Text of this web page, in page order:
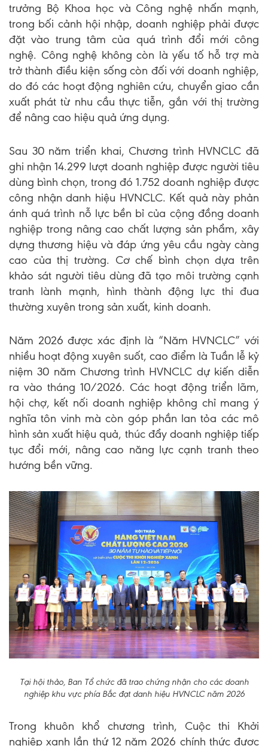
trưởng Bộ Khoa học và Công nghệ nhấn mạnh,
trong bối cảnh hội nhập, doanh nghiệp phải được
đặt vào trung tâm của quá trình đổi mới công
nghệ. Công nghệ không còn là yếu tố hỗ trợ mà
trở thành điều kiện sống còn đối với doanh nghiệp,
do đó các hoạt động nghiên cứu, chuyển giao cần
xuất phát từ nhu cầu thực tiễn, gắn với thị trường
để nâng cao hiệu quả ứng dụng.
Sau 30 năm triển khai, Chương trình HVNCLC đã
ghi nhận 14.299 lượt doanh nghiệp được người tiêu
dùng bình chọn, trong đó 1.752 doanh nghiệp được
công nhận danh hiệu HVNCLC. Kết quả này phản
ánh quá trình nỗ lực bền bỉ của cộng đồng doanh
nghiệp trong nâng cao chất lượng sản phẩm, xây
dựng thương hiệu và đáp ứng yêu cầu ngày càng
cao của thị trường. Cơ chế bình chọn dựa trên
khảo sát người tiêu dùng đã tạo môi trường cạnh
tranh lành mạnh, hình thành động lực thi đua
thường xuyên trong sản xuất, kinh doanh.
Năm 2026 được xác định là “Năm HVNCLC” với
nhiều hoạt động xuyên suốt, cao điểm là Tuần lễ kỷ
niệm 30 năm Chương trình HVNCLC dự kiến diễn
ra vào tháng 10/2026. Các hoạt động triển lãm,
hội chợ, kết nối doanh nghiệp không chỉ mang ý
nghĩa tôn vinh mà còn góp phần lan tỏa các mô
hình sản xuất hiệu quả, thúc đẩy doanh nghiệp tiếp
tục đổi mới, nâng cao năng lực cạnh tranh theo
hướng bền vững.
Tại hội thảo, Ban Tổ chức đã trao chứng nhận cho các doanh
nghiệp khu vực phía Bắc đạt danh hiệu HVNCLC năm 2026
Trong khuôn khổ chương trình, Cuộc thi Khởi
nghiệp xanh lần thứ 12 năm 2026 chính thức được